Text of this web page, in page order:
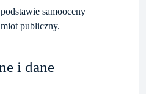
samooceny
publiczny.
i dane